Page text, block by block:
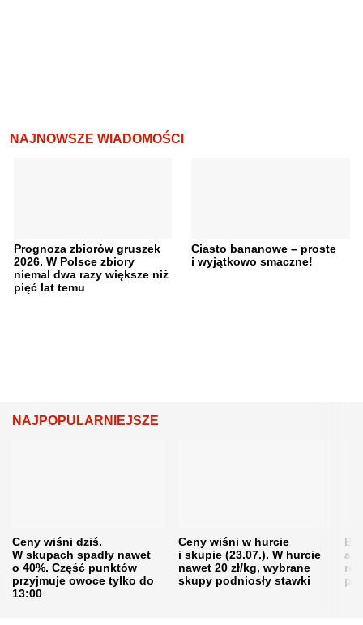
NAJNOWSZE WIADOMOŚCI
Prognoza zbiorów gruszek
2026. W Polsce zbiory
niemal dwa razy większe niż
pięć lat temu
Ciasto bananowe – proste
i wyjątkowo smaczne!
NAJPOPULARNIEJSZE
Ceny wiśni dziś.
W skupach spadły nawet
o 40%. Część punktów
przyjmuje owoce tylko do
13:00
Ceny wiśni w hurcie
i skupie (23.07.). W hurcie
nawet 20 zł/kg, wybrane
skupy podniosły stawki